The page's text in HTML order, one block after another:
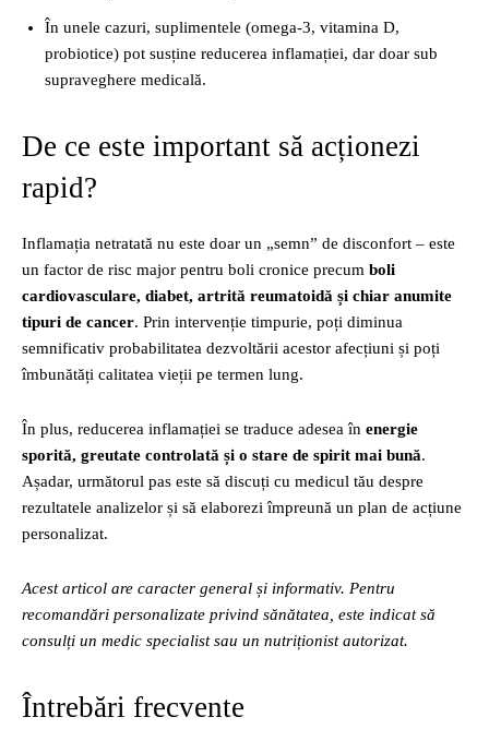
În unele cazuri, suplimentele (omega‑3, vitamina D,
probiotice) pot susține reducerea inflamației, dar doar sub
supraveghere medicală.
De ce este important să acționezi
rapid?
Inflamația netratată nu este doar un „semn” de disconfort – este
un factor de risc major pentru boli cronice precum boli
cardiovasculare, diabet, artrită reumatoidă și chiar anumite
tipuri de cancer. Prin intervenție timpurie, poți diminua
semnificativ probabilitatea dezvoltării acestor afecțiuni și poți
îmbunătăți calitatea vieții pe termen lung.
În plus, reducerea inflamației se traduce adesea în energie
sporită, greutate controlată și o stare de spirit mai bună.
Așadar, următorul pas este să discuți cu medicul tău despre
rezultatele analizelor și să elaborezi împreună un plan de acțiune
personalizat.
Acest articol are caracter general și informativ. Pentru
recomandări personalizate privind sănătatea, este indicat să
consulți un medic specialist sau un nutriționist autorizat.
Întrebări frecvente